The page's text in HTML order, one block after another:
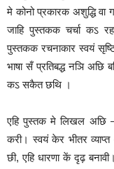
मे कोनो प्रकारक अशुद्धि
जाहि पुस्तकक चर्चा कऽ
पुस्तकक रचनाकार स्वयं
भाषा सँ प्रतिबद्ध नञि
कऽ सकैत छथि ।
एहि पुस्तक मे लिखल अछि
करी। स्वयं केर भीतर
छी, एहि धारणा कें दृढ़